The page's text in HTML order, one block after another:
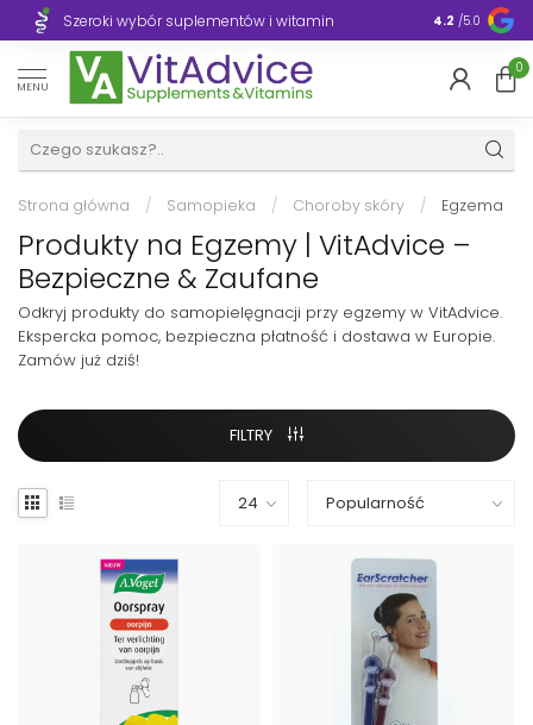
Szeroki wybór suplementów i witamin 4.2 /5.0
MENU
0
Strona główna / Samopieka / Choroby skóry / Egzema
Produkty na Egzemy | VitAdvice –
Bezpieczne & Zaufane
Odkryj produkty do samopielęgnacji przy egzemy w VitAdvice.
Ekspercka pomoc, bezpieczna płatność i dostawa w Europie.
Zamów już dziś!
FILTRY